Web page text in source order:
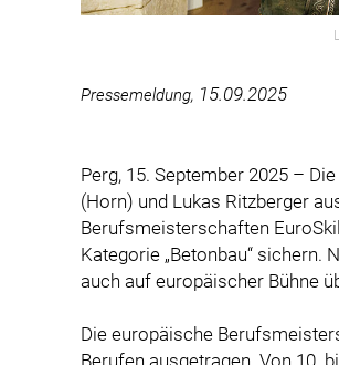
Pressemeldung, 15.09.2025
Perg, 15. September 2025 –
(Horn) und Lukas Ritzberger
Berufsmeisterschaften
Kategorie „Betonbau“ sichern.
auch auf europäischer Bühne
Die europäische
Berufen ausgetragen. Von 10.